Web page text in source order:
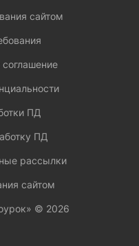
сайтом
соглашение
ПД
ПД
рассылки
сайтом
© 2026